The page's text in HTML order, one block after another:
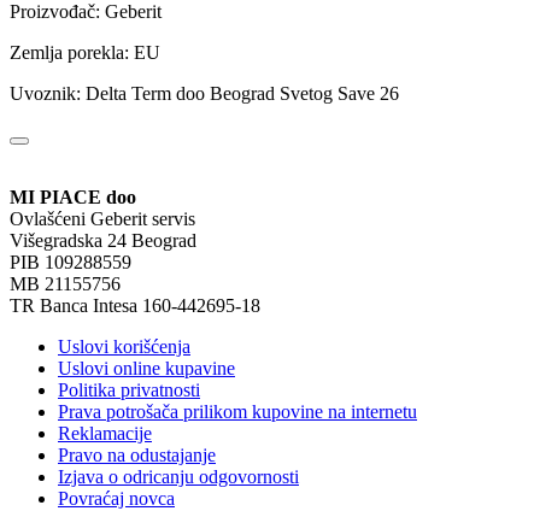
Proizvođač: Geberit
Zemlja porekla: EU
Uvoznik: Delta Term doo Beograd Svetog Save 26
MI PIACE doo
Ovlašćeni Geberit servis
Višegradska 24 Beograd
PIB 109288559
MB 21155756
TR Banca Intesa 160-442695-18
Uslovi korišćenja
Uslovi online kupavine
Politika privatnosti
Prava potrošača prilikom kupovine na internetu
Reklamacije
Pravo na odustajanje
Izjava o odricanju odgovornosti
Povraćaj novca